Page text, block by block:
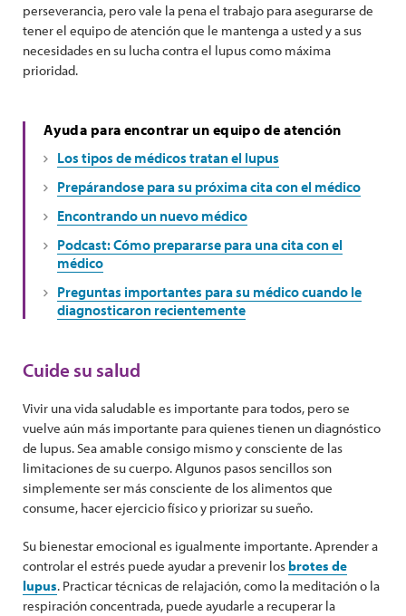
perseverancia, pero vale la pena el trabajo para asegurarse de
tener el equipo de atención que le mantenga a usted y a sus
necesidades en su lucha contra el lupus como máxima
prioridad.
Ayuda para encontrar un equipo de atención
Los tipos de médicos tratan el lupus
Prepárandose para su próxima cita con el médico
Encontrando un nuevo médico
Podcast: Cómo prepararse para una cita con el
médico
Preguntas importantes para su médico cuando le
diagnosticaron recientemente
Cuide su salud
Vivir una vida saludable es importante para todos, pero se
vuelve aún más importante para quienes tienen un diagnóstico
de lupus. Sea amable consigo mismo y consciente de las
limitaciones de su cuerpo. Algunos pasos sencillos son
simplemente ser más consciente de los alimentos que
consume, hacer ejercicio físico y priorizar su sueño.
Su bienestar emocional es igualmente importante. Aprender a
controlar el estrés puede ayudar a prevenir losbrotes de
lupus. Practicar técnicas de relajación, como la meditación o la
respiración concentrada, puede ayudarle a recuperar la